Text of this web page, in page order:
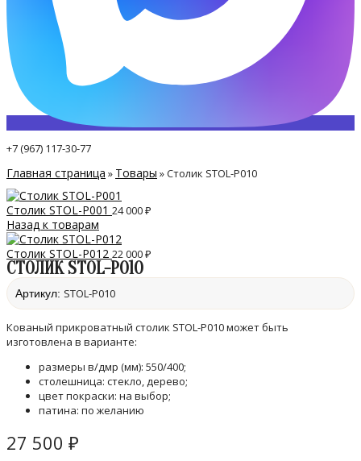
+7 (967) 117-30-77
Главная страница » Товары »Столик STOL-P010
Столик STOL-P001 24 000₽
Назад к товарам
Столик STOL-P012 22 000₽
СТОЛИК STOL-P010
Артикул: STOL-P010
Кованый прикроватный столик STOL-P010 может быть
изготовлена в варианте:
размеры в/дмр (мм): 550/400;
столешница: стекло, дерево;
цвет покраски: на выбор;
патина: по желанию
27 500 ₽